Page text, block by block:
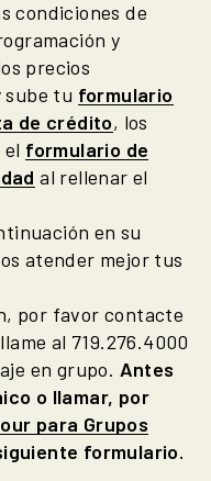
condiciones de
y
precios
sube tu formulario
de crédito, los
el formulario de
al rellenar el
en su
atender mejor tus
por favor contacte
al 719.276.4000
en grupo. Antes
o llamar, por
para Grupos
formulario.